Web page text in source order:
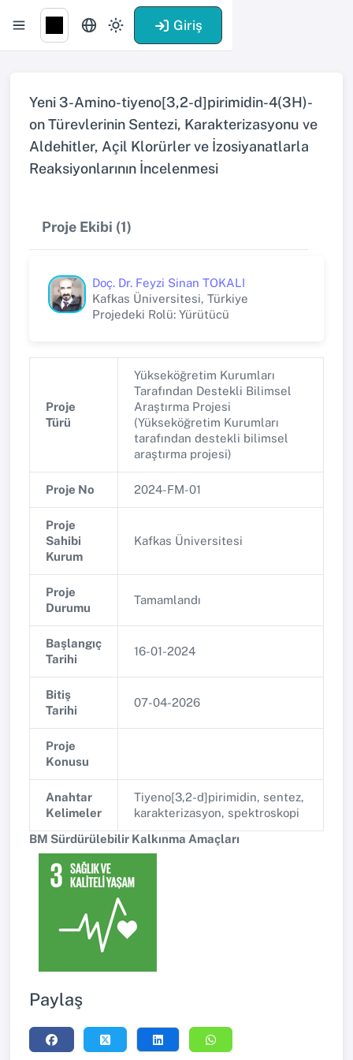
Giriş
Yeni 3-Amino-tiyeno[3,2-d]pirimidin-4(3H)-
on Türevlerinin Sentezi, Karakterizasyonu ve
Aldehitler, Açil Klorürler ve İzosiyanatlarla
Reaksiyonlarının İncelenmesi
Proje Ekibi (1)
Doç. Dr. Feyzi Sinan TOKALI
Kafkas Üniversitesi, Türkiye
Projedeki Rolü: Yürütücü
Proje
Türü
Yükseköğretim Kurumları
Tarafından Destekli Bilimsel
Araştırma Projesi
(Yükseköğretim Kurumları
tarafından destekli bilimsel
araştırma projesi)
Proje No 2024-FM-01
Proje
Sahibi
Kurum
Kafkas Üniversitesi
Proje
Durumu
Tamamlandı
Başlangıç
Tarihi
16-01-2024
Bitiş
Tarihi
07-04-2026
Proje
Konusu
Anahtar
Kelimeler
Tiyeno[3,2-d]pirimidin, sentez,
karakterizasyon, spektroskopi
BM Sürdürülebilir Kalkınma Amaçları
Paylaş